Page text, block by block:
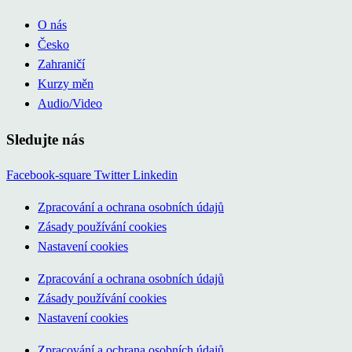
O nás
Česko
Zahraničí
Kurzy měn
Audio/Video
Sledujte nás
Facebook-square Twitter Linkedin
Zpracování a ochrana osobních údajů
Zásady používání cookies
Nastavení cookies
Zpracování a ochrana osobních údajů
Zásady používání cookies
Nastavení cookies